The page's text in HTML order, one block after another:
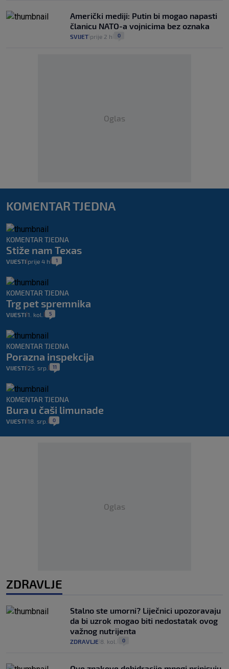
Američki mediji: Putin bi mogao napasti
članicu NATO-a vojnicima bez oznaka
SVIJET prije 2 h 0
Oglas
KOMENTAR TJEDNA
KOMENTAR TJEDNA
Stiže nam Texas
VIJESTI prije 4 h 1
KOMENTAR TJEDNA
Trg pet spremnika
VIJESTI 1. kol. 5
KOMENTAR TJEDNA
Porazna inspekcija
VIJESTI 25. srp. 11
KOMENTAR TJEDNA
Bura u čaši limunade
VIJESTI 18. srp. 0
Oglas
ZDRAVLJE
Stalno ste umorni? Liječnici upozoravaju
da bi uzrok mogao biti nedostatak ovog
važnog nutrijenta
ZDRAVLJE 8. kol. 0